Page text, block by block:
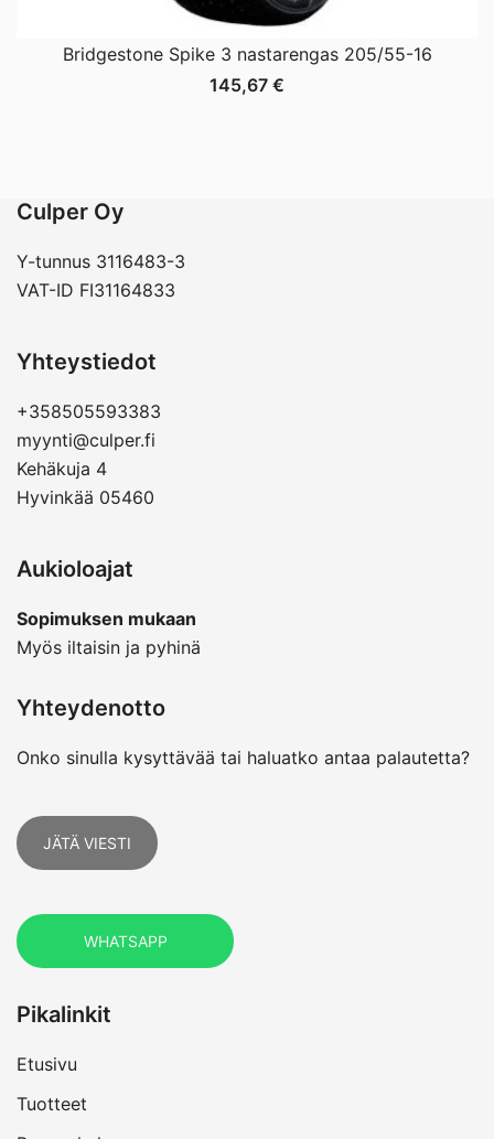
Bridgestone Spike 3 nastarengas 205/55-16
145,67 €
Culper Oy
Y-tunnus 3116483-3
VAT-ID FI31164833
Yhteystiedot
+358505593383
myynti@culper.fi
Kehäkuja 4
Hyvinkää 05460
Aukioloajat
Sopimuksen mukaan
Myös iltaisin ja pyhinä
Yhteydenotto
Onko sinulla kysyttävää tai haluatko antaa palautetta?
JÄTÄ VIESTI
WHATSAPP
Pikalinkit
Etusivu
Tuotteet